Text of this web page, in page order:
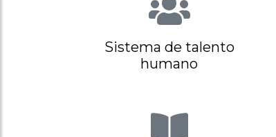
Sistema de talento
humano